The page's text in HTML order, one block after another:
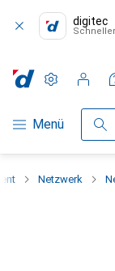
digitec
Navigation nach
Menü Suche
Einstellungen
Kundenkonto
Merklisten
Warenkorb
Netzwerk